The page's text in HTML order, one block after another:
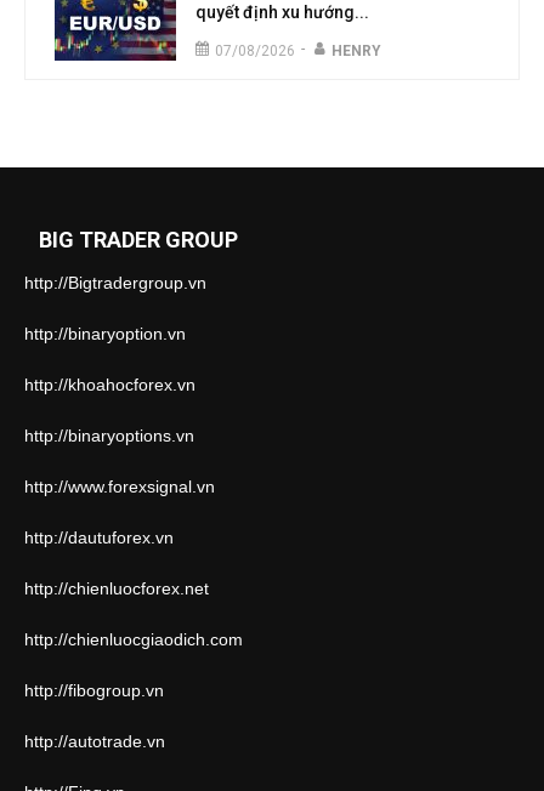
quyết định xu hướng...
07/08/2026 - HENRY
BIG TRADER GROUP
http://Bigtradergroup.vn
http://binaryoption.vn
http://khoahocforex.vn
http://binaryoptions.vn
http://www.forexsignal.vn
http://dautuforex.vn
http://chienluocforex.net
http://chienluocgiaodich.com
http://fibogroup.vn
http://autotrade.vn